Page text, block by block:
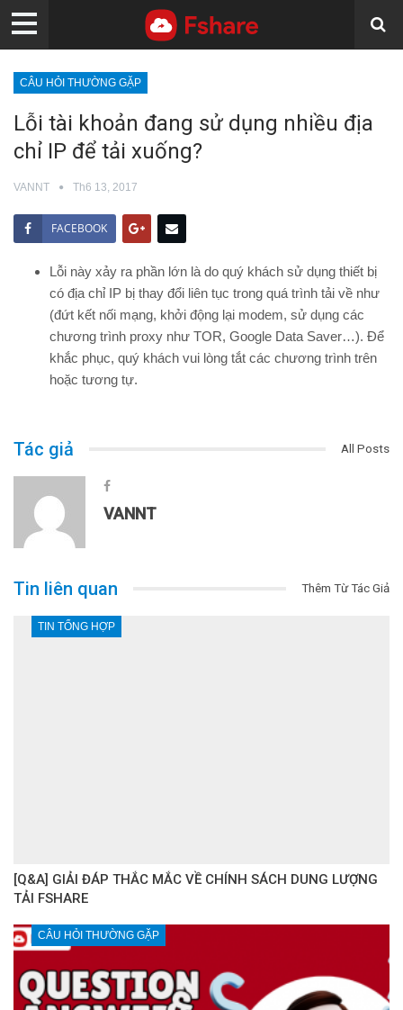
CÂU HỎI THƯỜNG GẶP
Lỗi tài khoản đang sử dụng nhiều địa
chỉ IP để tải xuống?
VANNT Th6 13, 2017
FACEBOOK
Lỗi này xảy ra phần lớn là do quý khách sử dụng thiết bị
có địa chỉ IP bị thay đổi liên tục trong quá trình tải về như
(đứt kết nối mạng, khởi động lại modem, sử dụng các
chương trình proxy như TOR, Google Data Saver…). Để
khắc phục, quý khách vui lòng tắt các chương trình trên
hoặc tương tự.
Tác giả All Posts
VANNT
Tin liên quan Thêm Từ Tác Giả
TIN TỔNG HỢP
[Q&A] GIẢI ĐÁP THẮC MẮC VỀ CHÍNH SÁCH DUNG LƯỢNG
TẢI FSHARE
CÂU HỎI THƯỜNG GẶP